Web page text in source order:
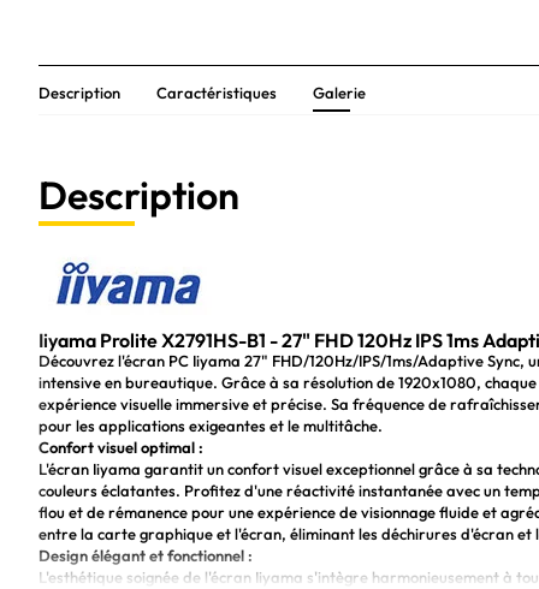
Description Caractéristiques Galerie
Description
Iiyama Prolite X2791HS-B1 - 27" FHD 120Hz IPS 1ms
Découvrez l'écran PC Iiyama 27" FHD/120Hz/IPS/1ms/Adaptive Sync,
intensive en bureautique. Grâce à sa résolution de 1920x1080,
expérience visuelle immersive et précise. Sa fréquence de
pour les applications exigeantes et le multitâche.
Confort visuel optimal :
L'écran Iiyama garantit un confort visuel exceptionnel grâce à sa
couleurs éclatantes. Profitez d'une réactivité instantanée avec un
flou et de rémanence pour une expérience de visionnage fluide et
entre la carte graphique et l'écran, éliminant les déchirures d'écran et
Design élégant et fonctionnel :
L'esthétique soignée de l'écran Iiyama s'intègre harmonieusement à